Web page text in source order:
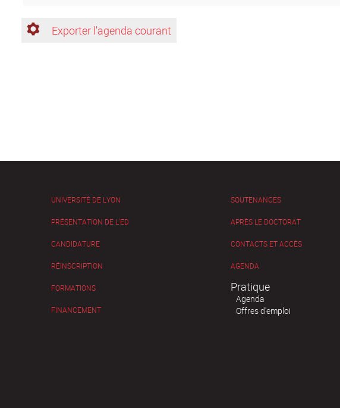
Exporter l'agenda courant
UNIVERSITÉ DE LYON
PRÉSENTATION DE L'ED
CANDIDATURE
RÉINSCRIPTION
FORMATIONS
FINANCEMENT
SOUTENANCES
APRÈS LE DOCTORAT
CONTACTS ET ACCÈS
AGENDA
Pratique
Agenda
Offres d'emploi